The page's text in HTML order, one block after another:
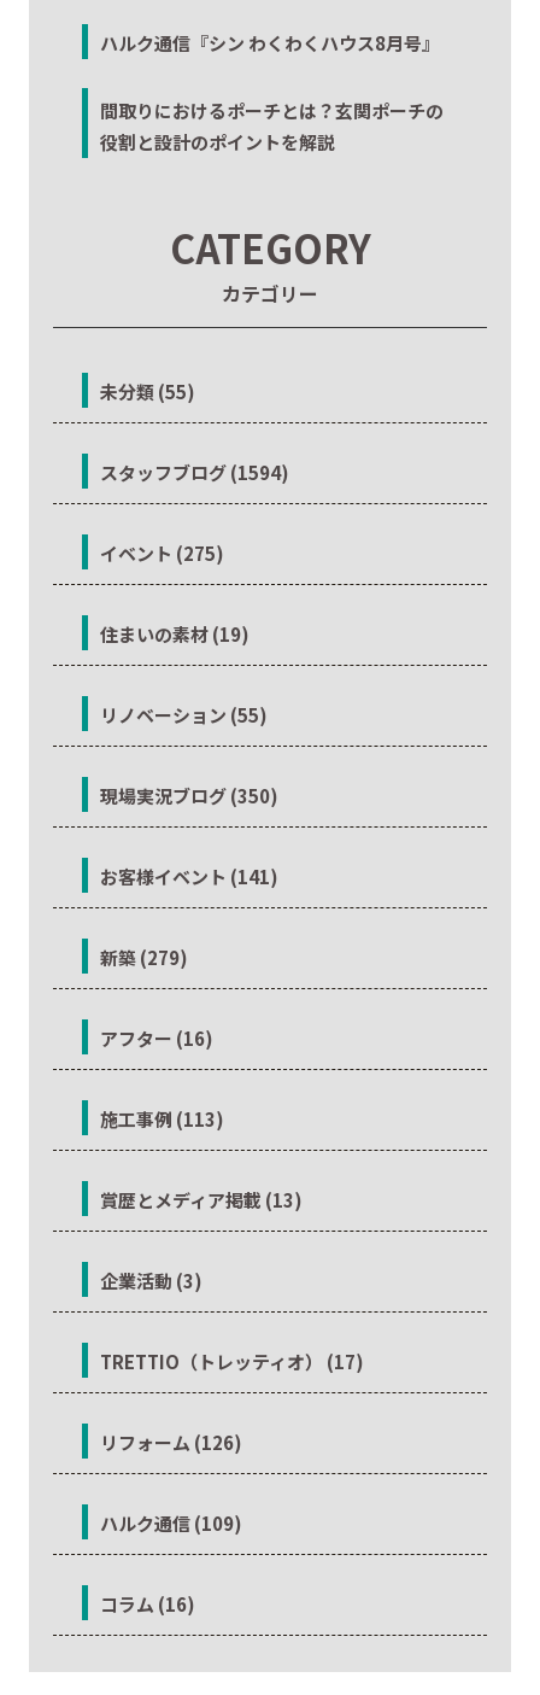
ハルク通信『シン わくわくハウス8月号』
間取りにおけるポーチとは？玄関ポーチの
役割と設計のポイントを解説
CATEGORY
カテゴリー
未分類 (55)
スタッフブログ (1594)
イベント (275)
住まいの素材 (19)
リノベーション (55)
現場実況ブログ (350)
お客様イベント (141)
新築 (279)
アフター (16)
施工事例 (113)
賞歴とメディア掲載 (13)
企業活動 (3)
TRETTIO（トレッティオ） (17)
リフォーム (126)
ハルク通信 (109)
コラム (16)